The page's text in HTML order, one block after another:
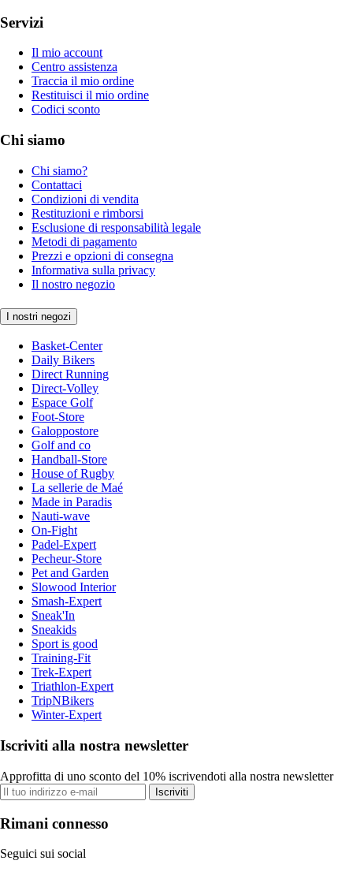
Servizi
Il mio account
Centro assistenza
Traccia il mio ordine
Restituisci il mio ordine
Codici sconto
Chi siamo
Chi siamo?
Contattaci
Condizioni di vendita
Restituzioni e rimborsi
Esclusione di responsabilità legale
Metodi di pagamento
Prezzi e opzioni di consegna
Informativa sulla privacy
Il nostro negozio
I nostri negozi
Basket-Center
Daily Bikers
Direct Running
Direct-Volley
Espace Golf
Foot-Store
Galoppostore
Golf and co
Handball-Store
House of Rugby
La sellerie de Maé
Made in Paradis
Nauti-wave
On-Fight
Padel-Expert
Pecheur-Store
Pet and Garden
Slowood Interior
Smash-Expert
Sneak'In
Sneakids
Sport is good
Training-Fit
Trek-Expert
Triathlon-Expert
TripNBikers
Winter-Expert
Iscriviti alla nostra newsletter
Approfitta di uno sconto del 10% iscrivendoti alla nostra newsletter
Iscriviti
Rimani connesso
Seguici sui social